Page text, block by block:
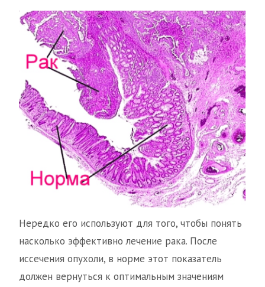
Нередко его используют для того, чтобы понять
насколько эффективно лечение рака. После
иссечения опухоли, в норме этот показатель
должен вернуться к оптимальным значениям